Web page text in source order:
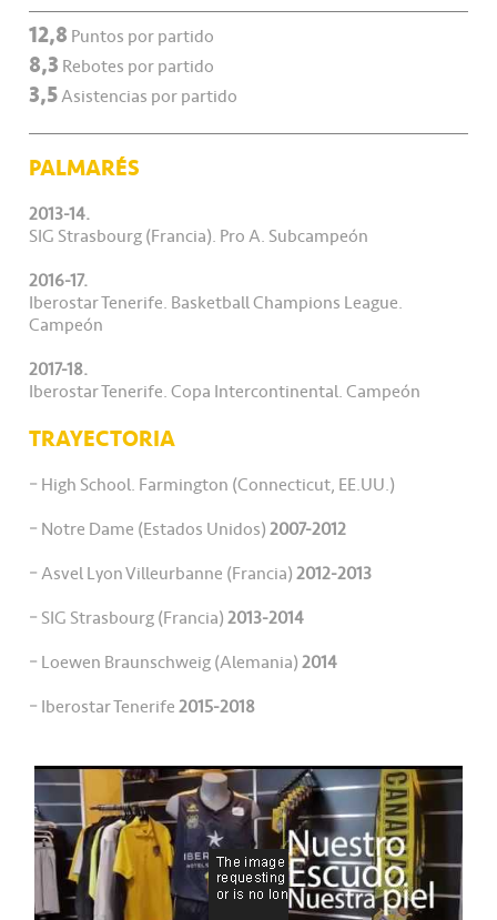
12,8 Puntos por partido
8,3 Rebotes por partido
3,5Asistencias por partido
PALMARÉS
2013-14.
SIG Strasbourg (Francia). Pro A. Subcampeón
2016-17.
Iberostar Tenerife. Basketball Champions League.
Campeón
2017-18.
Iberostar Tenerife. Copa Intercontinental. Campeón
TRAYECTORIA
– High School. Farmington (Connecticut, EE.UU.)
– Notre Dame (Estados Unidos)2007-2012
– Asvel Lyon Villeurbanne (Francia)2012-2013
– SIG Strasbourg (Francia)2013-2014
– Loewen Braunschweig (Alemania)2014
– Iberostar Tenerife2015-2018